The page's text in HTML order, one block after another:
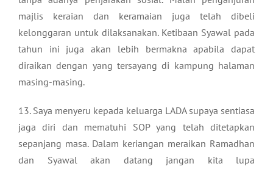
majlis keraian dan keramaian juga telah dibeli
kelonggaran untuk dilaksanakan. Ketibaan Syawal pada
tahun ini juga akan lebih bermakna apabila dapat
diraikan dengan yang tersayang di kampung halaman
masing-masing.
13. Saya menyeru kepada keluarga LADA supaya sentiasa
jaga diri dan mematuhi SOP yang telah ditetapkan
sepanjang masa. Dalam keriangan meraikan Ramadhan
dan Syawal akan datang jangan kita lupa